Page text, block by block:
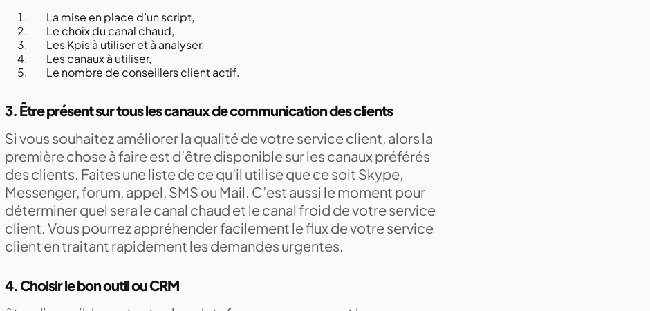
La mise en place d’un script,
Le choix du canal chaud,
Les Kpis à utiliser et à analyser,
Les canaux à utiliser,
Le nombre de conseillers client actif.
3. Être présent sur tous les canaux de communication des clients
Si vous souhaitez améliorer la qualité de votre service client, alors la
première chose à faire est d’être disponible sur les canaux préférés
des clients. Faites une liste de ce qu’il utilise que ce soit Skype,
Messenger, forum, appel, SMS ou Mail. C’est aussi le moment pour
déterminer quel sera le canal chaud et le canal froid de votre service
client. Vous pourrez appréhender facilement le flux de votre service
client en traitant rapidement les demandes urgentes.
4. Choisir le bon outil ou CRM